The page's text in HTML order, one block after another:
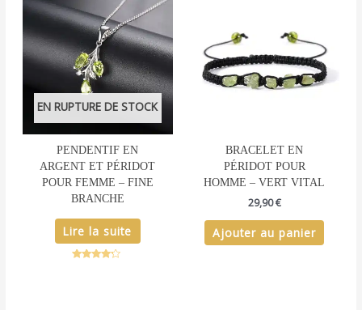
EN RUPTURE DE STOCK
PENDENTIF EN
ARGENT ET PÉRIDOT
POUR FEMME – FINE
BRANCHE
Lire la suite
BRACELET EN
PÉRIDOT POUR
HOMME – VERT VITAL
29,90€
Ajouter au panier